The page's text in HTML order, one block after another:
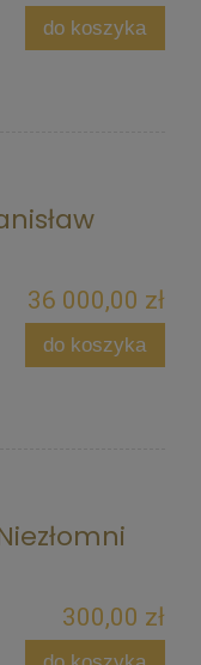
do koszyka
36 000,00 zł
do koszyka
300,00 zł